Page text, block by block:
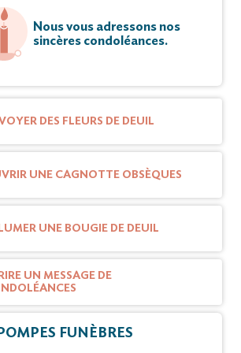
Nous vous adressons nos
sincères condoléances.
DES FLEURS DE DEUIL
UNE CAGNOTTE OBSÈQUES
UNE BOUGIE DE DEUIL
UN MESSAGE DE
POMPES FUNÈBRES